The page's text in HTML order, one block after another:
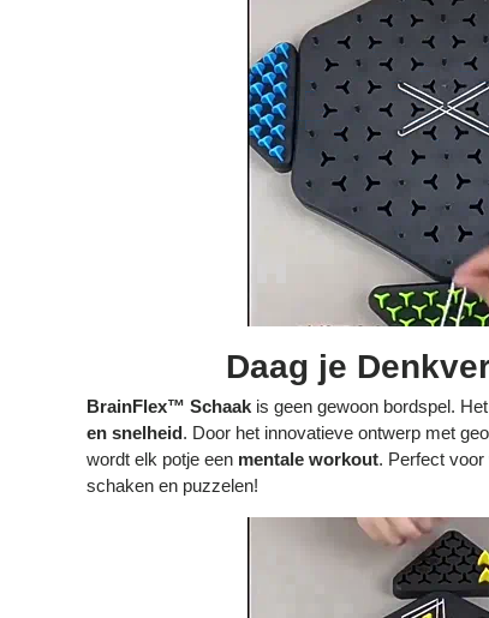
Daag je
BrainFlex™ Schaak is geen gewoon bordspel.
en snelheid. Door het innovatieve ontwerp met
wordt elk potje een mentale workout. Perfect
schaken en puzzelen!